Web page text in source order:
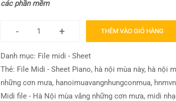
các phần mềm
- + THÊM VÀO GIỎ HÀNG
Danh mục: File midi - Sheet
Thẻ: File Midi - Sheet Piano, hà nội mùa này, hà nội
những cơn mưa, hanoimuavangnhungconmua,
Midi file - Hà Nội mùa vắng những cơn mưa, midi